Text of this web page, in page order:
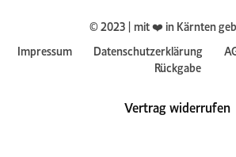
© 2023 | mit ❤️ in Kärnten
Impressum
Datenschutzerklärung
Rückgabe
Vertrag widerrufen